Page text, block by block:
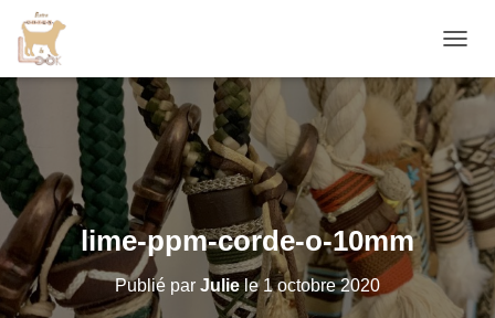
É
P
E
R
L
A
N
I
lime-ppm-corde-o-10mm
Publié par Juliele1 octobre 2020